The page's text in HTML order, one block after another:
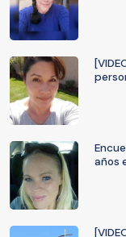
años